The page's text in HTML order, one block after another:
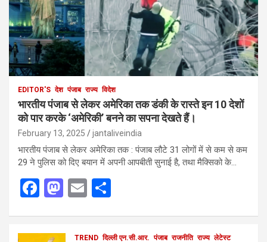
EDITOR'S देश पंजाब राज्य विदेश
भारतीय पंजाब से लेकर अमेरिका तक डंकी के रास्ते इन 10 देशों
को पार करके ‘अमेरिकी’ बनने का सपना देखते हैं।
February 13, 2025 jantaliveindia
भारतीय पंजाब से लेकर अमेरिका तक : पंजाब लौटे 31 लोगों में से कम से कम
29 ने पुलिस को दिए बयान में अपनी आपबीती सुनाई है, तथा मैक्सिको के…
F
M E
TREND दिल्ली एन.सी.आर. पंजाब राजनीति राज्य लेटेस्ट